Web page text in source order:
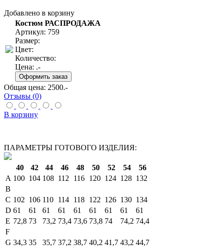
Добавлено в корзину
Костюм РАСПРОДАЖА
Артикул: 759
Размер:
Цвет:
Количество:
Цена: .-
Общая цена: 2500.-
Отзывы (0)
В корзину
ПАРАМЕТРЫ ГОТОВОГО ИЗДЕЛИЯ:
40 42 44 46 48 50 52 54
56
A 100 104 108 112 116 120 124 128 132
B
C 102 106 110 114 118 122 126 130 134
D 61 61 61 61 61 61 61 61
61
E 72,8 73 73,2 73,4 73,6 73,8 74 74,2 74,4
F
G 34,3 35 35,7 37,2 38,7 40,2 41,7 43,2 44,7